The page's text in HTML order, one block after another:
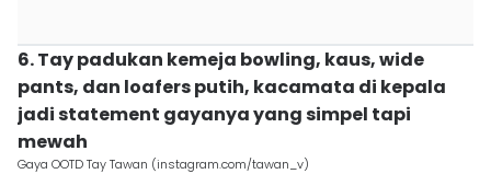
6. Tay padukan kemeja bowling, kaus, wide
pants, dan loafers putih, kacamata di kepala
jadi statement gayanya yang simpel tapi
mewah
Gaya OOTD Tay Tawan (instagram.com/tawan_v)